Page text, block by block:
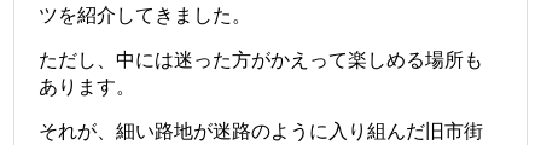
ツを紹介してきました。
ただし、中には迷った方がかえって楽しめる場所も
あります。
それが、細い路地が迷路のように入り組んだ旧市街